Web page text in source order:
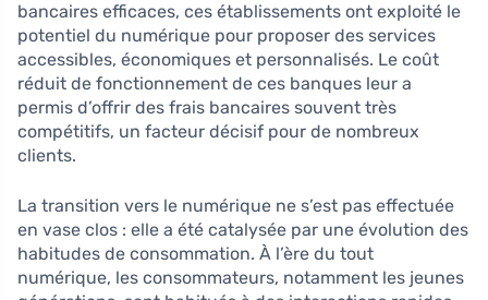
bancaires efficaces, ces établissements ont exploité le
potentiel du numérique pour proposer des services
accessibles, économiques et personnalisés. Le coût
réduit de fonctionnement de ces banques leur a
permis d’offrir des frais bancaires souvent très
compétitifs, un facteur décisif pour de nombreux
clients.
La transition vers le numérique ne s’est pas effectuée
en vase clos : elle a été catalysée par une évolution des
habitudes de consommation. À l’ère du tout
numérique, les consommateurs, notamment les jeunes